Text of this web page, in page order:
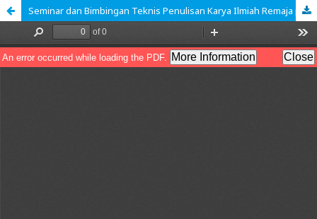
Seminar dan Bimbingan Teknis Penulisan Karya Ilmiah Remaja pada Siswa di Madrasah Tsanawiyah Negeri 7 Jakarta Timur